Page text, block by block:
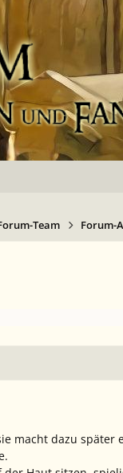
Team Forum-
macht dazu